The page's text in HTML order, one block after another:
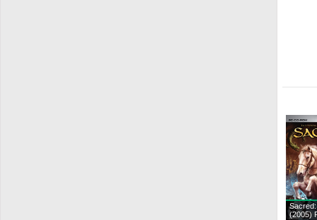
(2005)